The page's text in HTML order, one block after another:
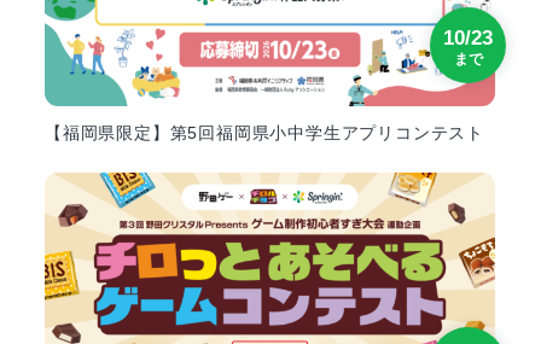
【福岡県限定】第5回福岡県小中学生アプリコンテスト
10/23
まで